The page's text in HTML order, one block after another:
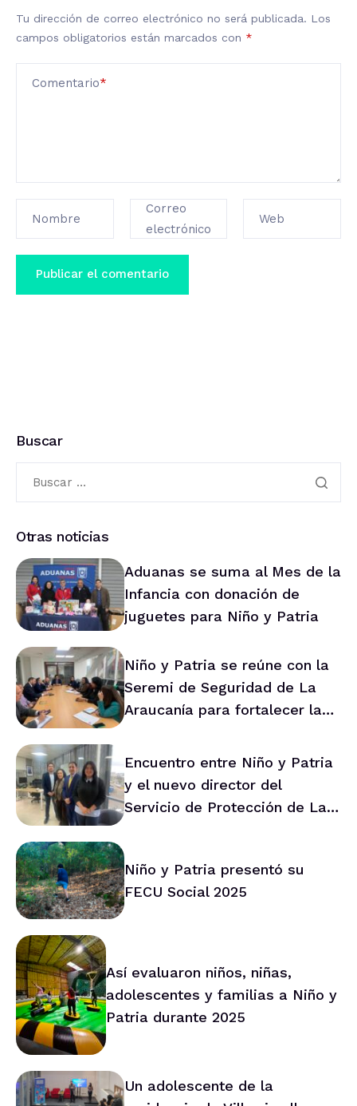
Tu dirección de correo electrónico no será publicada. Los
campos obligatorios están marcados con *
Comentario*
Nombre
Correo
electrónico
Web
Buscar
Otras noticias
Aduanas se suma al Mes de la
Infancia con donación de
juguetes para Niño y Patria
Niño y Patria se reúne con la
Seremi de Seguridad de La
Araucanía para fortalecer la
Encuentro entre Niño y Patria
y el nuevo director del
Servicio de Protección de La
Niño y Patria presentó su
FECU Social 2025
Así evaluaron niños, niñas,
adolescentes y familias a Niño y
Patria durante 2025
Un adolescente de la